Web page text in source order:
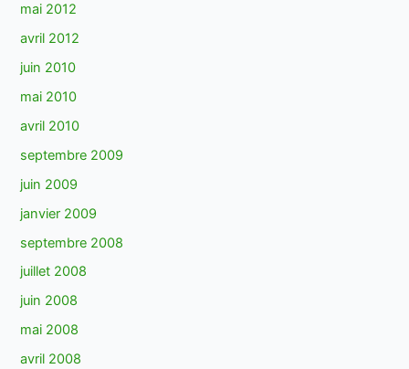
mai 2012
avril 2012
juin 2010
mai 2010
avril 2010
septembre 2009
juin 2009
janvier 2009
septembre 2008
juillet 2008
juin 2008
mai 2008
avril 2008